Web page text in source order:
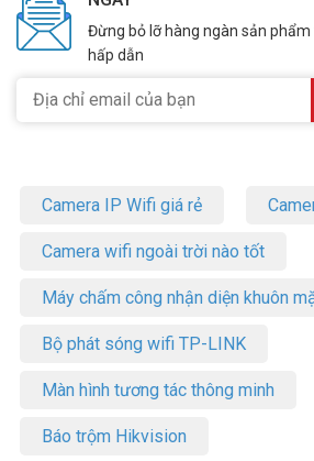
Ổ cứng WD Purple 3TB WD33PURZ ghi
cứng máy tính thông thường cho camera.
Liên hệ Vũ Hoàng Telecom ngay để được
hôm nay. Tham khảo thêm
Đừng bỏ lỡ hàng ngàn sản
hấp dẫn
Camera IP Wifi giá rẻ
Camera wifi ngoài trời nào tốt
Máy chấm công nhận diện khuôn
Bộ phát sóng wifi TP-LINK
Màn hình tương tác thông minh
Báo trộm Hikvision